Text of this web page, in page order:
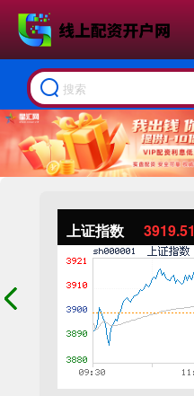
上证指数 3919.51